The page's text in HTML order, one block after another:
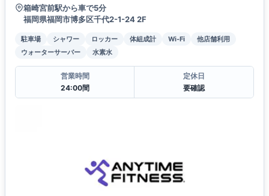
箱崎宮前駅から車で5分
福岡県福岡市博多区千代2-1-24 2F
駐車場 シャワー ロッカー 体組成計 Wi-Fi
他店舗利用
ウォーターサーバー
水素水
営業時間
24:00間
定休日
要確認